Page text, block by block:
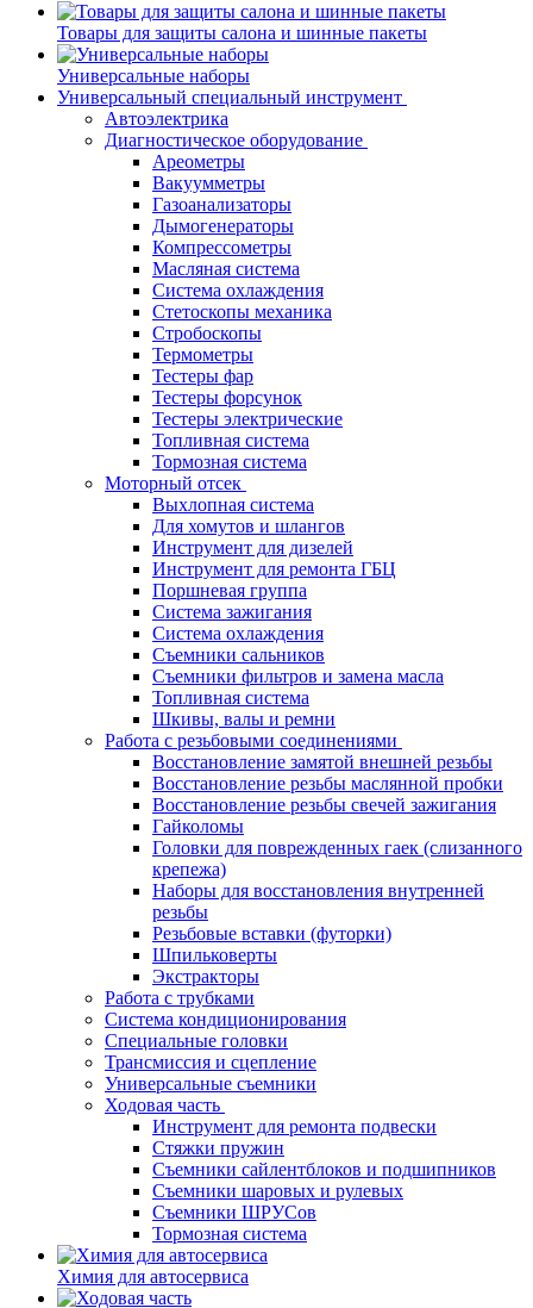
Товары для защиты салона и шинные пакеты
Универсальные наборы
Универсальный специальный инструмент
Автоэлектрика
Диагностическое оборудование
Ареометры
Вакуумметры
Газоанализаторы
Дымогенераторы
Компрессометры
Масляная система
Система охлаждения
Стетоскопы механика
Стробоскопы
Термометры
Тестеры фар
Тестеры форсунок
Тестеры электрические
Топливная система
Тормозная система
Моторный отсек
Выхлопная система
Для хомутов и шлангов
Инструмент для дизелей
Инструмент для ремонта ГБЦ
Поршневая группа
Система зажигания
Система охлаждения
Съемники сальников
Съемники фильтров и замена масла
Топливная система
Шкивы, валы и ремни
Работа с резьбовыми соединениями
Восстановление замятой внешней резьбы
Восстановление резьбы маслянной пробки
Восстановление резьбы свечей зажигания
Гайколомы
Головки для поврежденных гаек (слизанного
крепежа)
Наборы для восстановления внутренней
резьбы
Резьбовые вставки (футорки)
Шпильковерты
Экстракторы
Работа с трубками
Система кондиционирования
Специальные головки
Трансмиссия и сцепление
Универсальные съемники
Ходовая часть
Инструмент для ремонта подвески
Стяжки пружин
Съемники сайлентблоков и подшипников
Съемники шаровых и рулевых
Съемники ШРУСов
Тормозная система
Химия для автосервиса